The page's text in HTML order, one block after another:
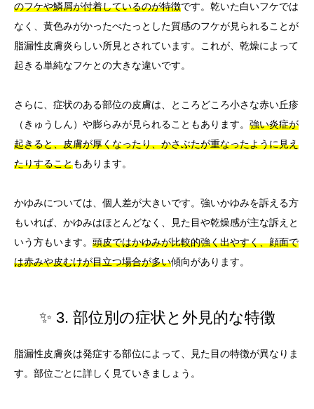
のフケや鱗屑が付着しているのが特徴です。乾いた白いフケでは
なく、黄色みがかったべたっとした質感のフケが見られることが
脂漏性皮膚炎らしい所見とされています。これが、乾燥によって
起きる単純なフケとの大きな違いです。
さらに、症状のある部位の皮膚は、ところどころ小さな赤い丘疹
（きゅうしん）や膨らみが見られることもあります。 強い炎症が
起きると、皮膚が厚くなったり、かさぶたが重なったように見え
たりすることもあります。
かゆみについては、個人差が大きいです。強いかゆみを訴える方
もいれば、かゆみはほとんどなく、見た目や乾燥感が主な訴えと
いう方もいます。 頭皮ではかゆみが比較的強く出やすく、顔面で
は赤みや皮むけが目立つ場合が多い傾向があります。
✨ 3. 部位別の症状と外見的な特徴
脂漏性皮膚炎は発症する部位によって、見た目の特徴が異なりま
す。部位ごとに詳しく見ていきましょう。